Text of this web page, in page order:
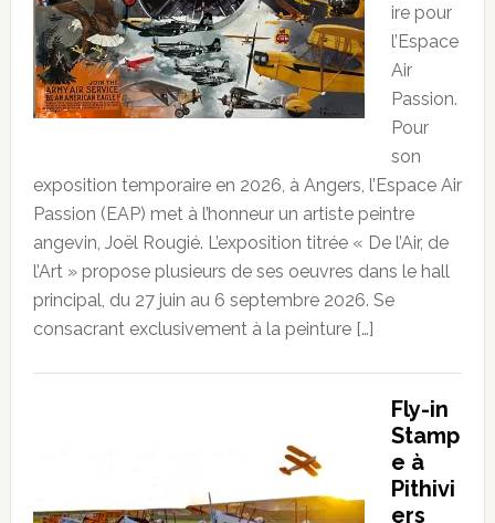
ire pour
l’Espace
Air
Passion.
Pour
son
exposition temporaire en 2026, à Angers, l’Espace Air
Passion (EAP) met à l’honneur un artiste peintre
angevin, Joël Rougié. L’exposition titrée « De l’Air, de
l’Art » propose plusieurs de ses oeuvres dans le hall
principal, du 27 juin au 6 septembre 2026. Se
consacrant exclusivement à la peinture […]
Fly-in
Stamp
e à
Pithivi
ers